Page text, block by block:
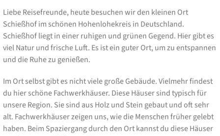
Liebe Reisefreunde, heute besuchen wir den kleinen Ort
Schießhof im schönen Hohenlohekreis in Deutschland.
Schießhof liegt in einer ruhigen und grünen Gegend. Hier gibt es
viel Natur und frische Luft. Es ist ein guter Ort, um zu entspannen
und die Ruhe zu genießen.
Im Ort selbst gibt es nicht viele große Gebäude. Vielmehr findest
du hier schöne Fachwerkhäuser. Diese Häuser sind typisch für
unsere Region. Sie sind aus Holz und Stein gebaut und oft sehr
alt. Fachwerkhäuser zeigen uns, wie die Menschen früher gelebt
haben. Beim Spaziergang durch den Ort kannst du diese Häuser